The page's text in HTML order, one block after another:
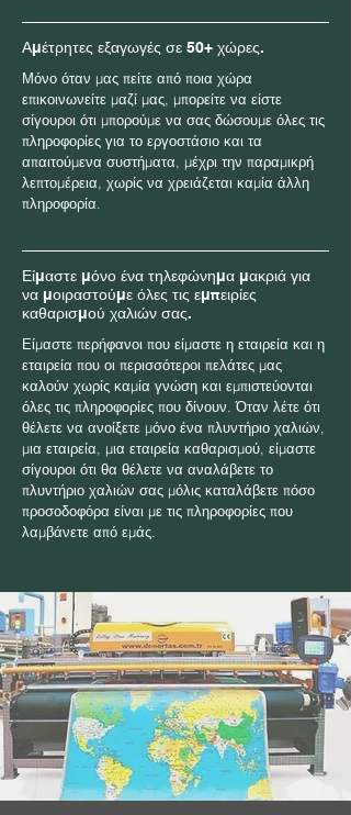
Αμέτρητες εξαγωγές σε 50+ χώρες.
Μόνο όταν μας πείτε από ποια χώρα
επικοινωνείτε μαζί μας, μπορείτε να είστε
σίγουροι ότι μπορούμε να σας δώσουμε όλες τις
πληροφορίες για το εργοστάσιο και τα
απαιτούμενα συστήματα, μέχρι την παραμικρή
λεπτομέρεια, χωρίς να χρειάζεται καμία άλλη
πληροφορία.
Είμαστε μόνο ένα τηλεφώνημα μακριά για
να μοιραστούμε όλες τις εμπειρίες
καθαρισμού χαλιών σας.
Είμαστε περήφανοι που είμαστε η εταιρεία και η
εταιρεία που οι περισσότεροι πελάτες μας
καλούν χωρίς καμία γνώση και εμπιστεύονται
όλες τις πληροφορίες που δίνουν. Όταν λέτε ότι
θέλετε να ανοίξετε μόνο ένα πλυντήριο χαλιών,
μια εταιρεία, μια εταιρεία καθαρισμού, είμαστε
σίγουροι ότι θα θέλετε να αναλάβετε το
πλυντήριο χαλιών σας μόλις καταλάβετε πόσο
προσοδοφόρα είναι με τις πληροφορίες που
λαμβάνετε από εμάς.